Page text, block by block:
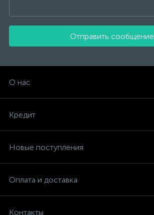
Отправить сообщение
О нас
Кредит
Новые поступления
Оплата и доставка
Контакты